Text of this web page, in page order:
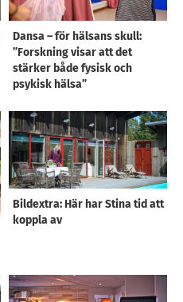
Dansa – för hälsans skull:
”Forskning visar att det
stärker både fysisk och
psykisk hälsa”
Bildextra: Här har Stina tid att
koppla av